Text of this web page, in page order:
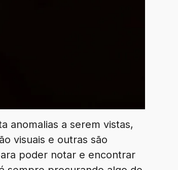
anomalias a serem vistas,
visuais e outras são
poder notar e encontrar